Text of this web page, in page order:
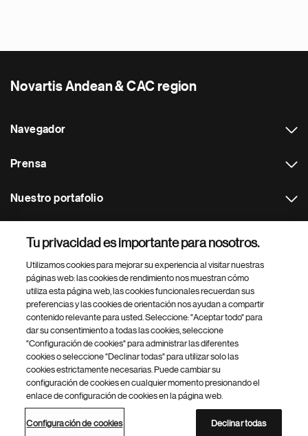
Novartis Andean & CAC region
Navegador
Prensa
Nuestro portafolio
Footer Site Search
inferior
del
© 2026 Novartis AG
Política de privacidad Términos de uso
Accesibilidad
Configuración de cookies
Mapa del sitio
Tu privacidad es importante para nosotros.
Utilizamos cookies para mejorar su experiencia al visitar nuestras
páginas web: las cookies de rendimiento nos muestran cómo
utiliza esta página web, las cookies funcionales recuerdan sus
preferencias y las cookies de orientación nos ayudan a compartir
contenido relevante para usted. Seleccione: "Aceptar todo" para
dar su consentimiento a todas las cookies, seleccione
"Configuración de cookies" para administrar las diferentes
cookies o seleccione "Declinar todas" para utilizar solo las
cookies estrictamente necesarias. Puede cambiar su
configuración de cookies en cualquier momento presionando el
enlace de configuración de cookies en la página web.
Configuración de cookies Declinar todas